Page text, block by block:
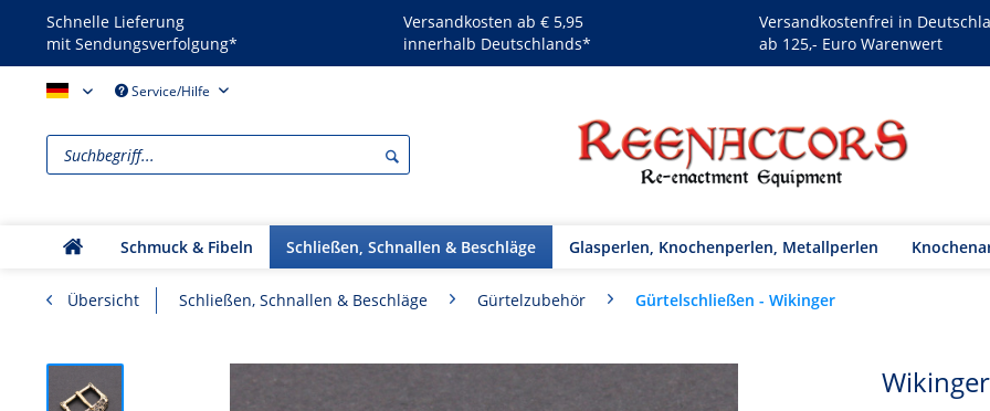
Schnelle Lieferung
mit Sendungsverfolgung*
Versandkosten ab € 5,95
innerhalb Deutschlands*
Versandkostenfrei in
ab 125,- Euro Warenwert
Reenactors - DEService/Hilfe
Schmuck & Fibeln Schließen, Schnallen & Beschläge Glasperlen, Knochenperlen, Metallperlen
Übersicht Schließen, Schnallen & Beschläge Gürtelzubehör Gürtelschließen - Wikinger